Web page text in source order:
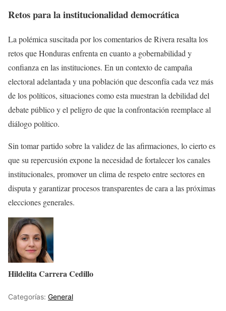
Retos para la institucionalidad democrática
La polémica suscitada por los comentarios de Rivera resalta los
retos que Honduras enfrenta en cuanto a gobernabilidad y
confianza en las instituciones. En un contexto de campaña
electoral adelantada y una población que desconfía cada vez más
de los políticos, situaciones como esta muestran la debilidad del
debate público y el peligro de que la confrontación reemplace al
diálogo político.
Sin tomar partido sobre la validez de las afirmaciones, lo cierto es
que su repercusión expone la necesidad de fortalecer los canales
institucionales, promover un clima de respeto entre sectores en
disputa y garantizar procesos transparentes de cara a las próximas
elecciones generales.
Hildelita Carrera Cedillo
Categorías: General